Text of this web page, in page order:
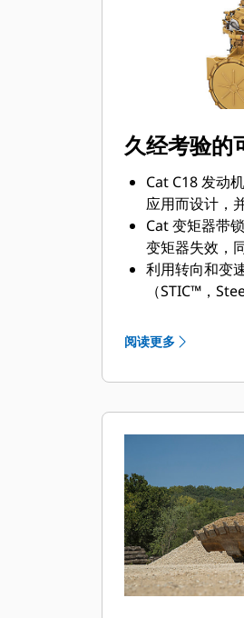
久经考验的
Cat C18 发动
应用而设计，
Cat 变矩器带
变矩器失效，
利用转向和变
（STIC™，
响应能力。
地运输更多物
阅读更多